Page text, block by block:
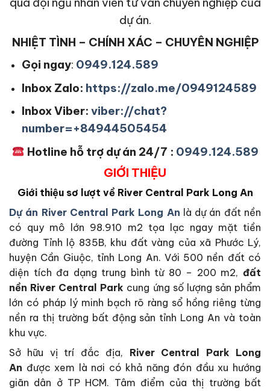
dự án.
NHIỆT TÌNH – CHÍNH XÁC – CHUYÊN NGHIỆP
Gọi ngay: 0949.124.589
Inbox Zalo: https://zalo.me/0949124589
Inbox Viber: viber://chat?
number=+84944505454
Hotline hỗ trợ dự án 24/7 : 0949.124.589
GIỚI THIỆU
Giới thiệu sơ lượt về River Central Park Long An
Dự án River Central Park Long An là dự án đất nền
có quy mô lớn 98.910 m2 tọa lạc ngay mặt tiền
đường Tỉnh lộ 835B, khu đất vàng của xã Phước Lý,
huyện Cần Giuộc, tỉnh Long An. Với 500 nền đất có
diện tích đa dạng trung bình từ 80 – 200 m2, đất
nền River Central Park cung ứng số lượng sản phẩm
lớn có pháp lý minh bạch rõ ràng sổ hồng riêng từng
nền ra thị trường bất động sản tỉnh Long An và toàn
khu vực.
Sở hữu vị trí đắc địa, River Central Park Long
An được xem là nơi có khả năng đón đầu xu hướng
giãn dân ở TP HCM. Tâm điểm của thị trường bất